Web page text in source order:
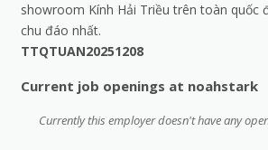
showroom Kính Hải Triều trên toàn quốc
chu đáo nhất.
TTQTUAN20251208
Current job openings at noahstark
Currently this employer doesn't have any